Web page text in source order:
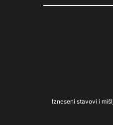
Izneseni stavovi i